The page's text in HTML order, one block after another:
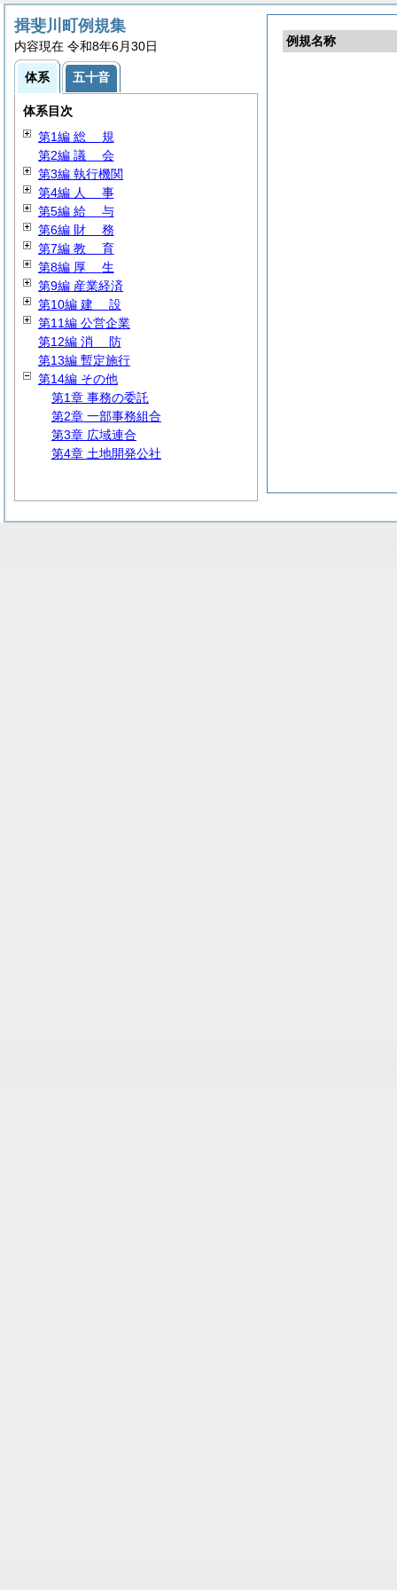
例規名称
揖斐川町例規集
内容現在 令和8年6月30日
体系 五十音
体系目次
第1編 総 規
第2編 議 会
第3編 執行機関
第4編 人 事
第5編 給 与
第6編 財 務
第7編 教 育
第8編 厚 生
第9編 産業経済
第10編 建 設
第11編 公営企業
第12編 消 防
第13編 暫定施行
第14編 その他
第1章 事務の委託
第2章 一部事務組合
第3章 広域連合
第4章 土地開発公社